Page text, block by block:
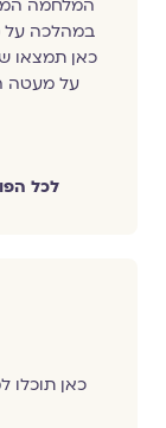
המלחמה
במהלכה על
כאן תמצאו
על מעטה
לכל
כאן תוכלו